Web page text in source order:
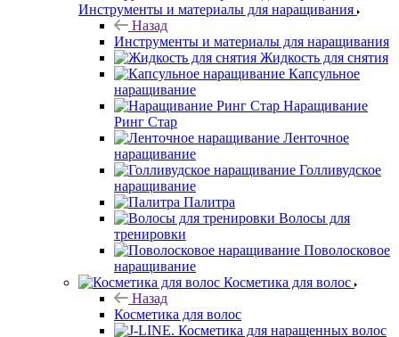
Инструменты и материалы для наращивания
Назад
Инструменты и материалы для наращивания
Жидкость для снятия
Капсульное
наращивание
Наращивание
Ринг Стар
Ленточное
наращивание
Голливудское
наращивание
Палитра
Волосы для
тренировки
Поволосковое
наращивание
Косметика для волос
Назад
Косметика для волос